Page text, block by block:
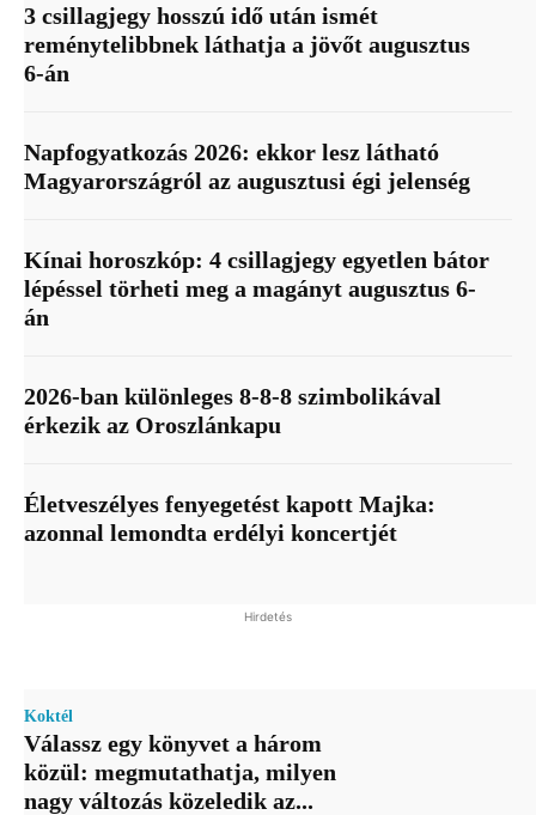
3 csillagjegy hosszú idő után ismét
reménytelibbnek láthatja a jövőt augusztus
6-án
Napfogyatkozás 2026: ekkor lesz látható
Magyarországról az augusztusi égi jelenség
Kínai horoszkóp: 4 csillagjegy egyetlen bátor
lépéssel törheti meg a magányt augusztus 6-
án
2026-ban különleges 8-8-8 szimbolikával
érkezik az Oroszlánkapu
Életveszélyes fenyegetést kapott Majka:
azonnal lemondta erdélyi koncertjét
Hirdetés
Koktél
Válassz egy könyvet a három
közül: megmutathatja, milyen
nagy változás közeledik az...